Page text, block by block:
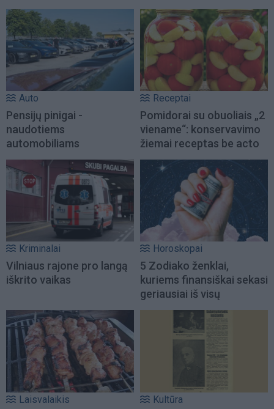
Auto
Pensijų pinigai -
naudotiems
automobiliams
Receptai
Pomidorai su obuoliais „2
viename“: konservavimo
žiemai receptas be acto
Kriminalai
Vilniaus rajone pro langą
iškrito vaikas
Horoskopai
5 Zodiako ženklai,
kuriems finansiškai sekasi
geriausiai iš visų
Laisvalaikis Kultūra